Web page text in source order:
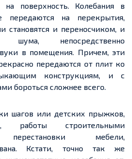
на поверхность. Колебания в
передаются на перекрытия,
становятся и переносчиком, и
шума, непосредственно
в помещения. Причем, эти
передаются от плит ко
конструкциям, и с
бороться сложнее всего.
шагов или детских прыжков,
работы строительными
перестановки мебели,
Кстати, точно так же